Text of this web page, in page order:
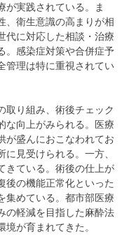
が実践されている。ま
、衛生意識の高まりが相
代に対応した相談・治療
。感染症対策や合併症予
管理は特に重視されてい
取り組み、術後チェック
な向上がみられる。医療
が盛んにおこなわれてお
見受けられる。一方、
きている。術後の仕上が
後の機能正常化といった
集めている。都市部医療
の軽減を目指した麻酔法
が育まれてきた。